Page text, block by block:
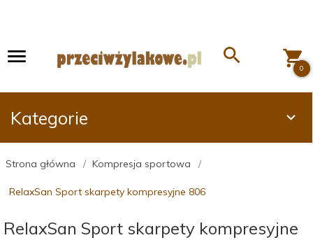
0
Kategorie
Strona główna Kompresja sportowa
RelaxSan Sport skarpety kompresyjne 806
RelaxSan Sport skarpety kompresyjne